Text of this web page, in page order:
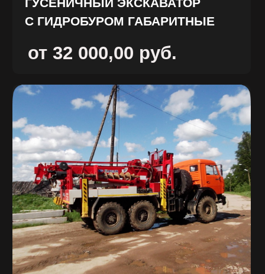
Вы соглашаетесь на обработку
Ваших персональных данных
ГЛАВНАЯ
АРЕНДА
W.I.N.S.T.R.O.Y@ya.ru
+7 926 214-98-21
Есть вопросы?